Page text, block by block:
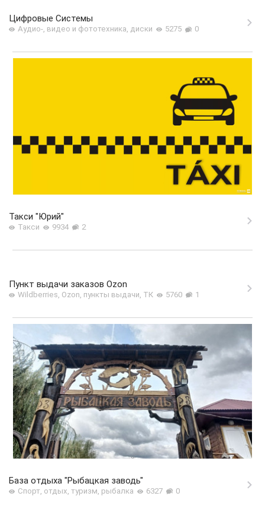
Цифровые Системы
Аудио-, видео и фототехника, диски 5275 0
Такси "Юрий"
Такси 9934 2
Пункт выдачи заказов Ozon
Wildberries, Ozon, пункты выдачи, ТК 5760 1
База отдыха "Рыбацкая заводь"
Спорт, отдых, туризм, рыбалка 6327 0